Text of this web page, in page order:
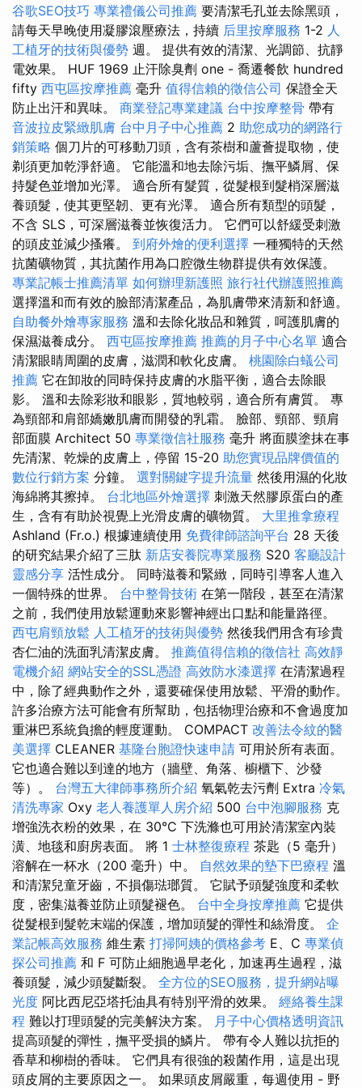
谷歌SEO技巧 專業禮儀公司推薦 要清潔毛孔並去除黑頭，
請每天早晚使用凝膠滾壓療法，持續 后里按摩服務 1-2 人
工植牙的技術與優勢 週。 提供有效的清潔、光調節、抗靜
電效果。 HUF 1969 止汗除臭劑 one - 喬遷餐飲 hundred
fifty 西屯區按摩推薦 毫升 值得信賴的徵信公司 保證全天
防止出汗和異味。 商業登記專業建議 台中按摩整骨 帶有
音波拉皮緊緻肌膚 台中月子中心推薦 2 助您成功的網路行
銷策略 個刀片的可移動刀頭，含有茶樹和蘆薈提取物，使
剃須更加乾淨舒適。 它能溫和地去除污垢、撫平鱗屑、保
持髮色並增加光澤。 適合所有髮質，從髮根到髮梢深層滋
養頭髮，使其更堅韌、更有光澤。 適合所有類型的頭髮，
不含 SLS，可深層滋養並恢復活力。 它們可以舒緩受刺激
的頭皮並減少搔癢。 到府外燴的便利選擇 一種獨特的天然
抗菌礦物質，其抗菌作用為口腔微生物群提供有效保護。
專業記帳士推薦清單 如何辦理新護照 旅行社代辦護照推薦
選擇溫和而有效的臉部清潔產品，為肌膚帶來清新和舒適。
自助餐外燴專家服務 溫和去除化妝品和雜質，呵護肌膚的
保濕滋養成分。 西屯區按摩推薦 推薦的月子中心名單 適合
清潔眼睛周圍的皮膚，滋潤和軟化皮膚。 桃園除白蟻公司
推薦 它在卸妝的同時保持皮膚的水脂平衡，適合去除眼
影。 溫和去除彩妝和眼影，質地較弱，適合所有膚質。 專
為頸部和肩部嬌嫩肌膚而開發的乳霜。 臉部、頸部、頸肩
部面膜 Architect 50 專業徵信社服務 毫升 將面膜塗抹在事
先清潔、乾燥的皮膚上，停留 15-20 助您實現品牌價值的
數位行銷方案 分鐘。 選對關鍵字提升流量 然後用濕的化妝
海綿將其擦掉。 台北地區外燴選擇 刺激天然膠原蛋白的產
生，含有有助於視覺上光滑皮膚的礦物質。 大里推拿療程
Ashland (Fr.o.) 根據連續使用 免費律師諮詢平台 28 天後
的研究結果介紹了三肽 新店安養院專業服務 S20 客廳設計
靈感分享 活性成分。 同時滋養和緊緻，同時引導客人進入
一個特殊的世界。 台中整骨技術 在第一階段，甚至在清潔
之前，我們使用放鬆運動來影響神經出口點和能量路徑。
西屯肩頸放鬆 人工植牙的技術與優勢 然後我們用含有珍貴
杏仁油的洗面乳清潔皮膚。 推薦值得信賴的徵信社 高效靜
電機介紹 網站安全的SSL憑證 高效防水漆選擇 在清潔過程
中，除了經典動作之外，還要確保使用放鬆、平滑的動作。
許多治療方法可能會有所幫助，包括物理治療和不會過度加
重淋巴系統負擔的輕度運動。 COMPACT 改善法令紋的醫
美選擇 CLEANER 基隆台胞證快速申請 可用於所有表面。
它也適合難以到達的地方（牆壁、角落、櫥櫃下、沙發
等）。 台灣五大律師事務所介紹 氧氣乾去污劑 Extra 冷氣
清洗專家 Oxy 老人養護單人房介紹 500 台中泡腳服務 克
增強洗衣粉的效果，在 30°C 下洗滌也可用於清潔室內裝
潢、地毯和廚房表面。 將 1 士林整復療程 茶匙（5 毫升）
溶解在一杯水（200 毫升）中。 自然效果的墊下巴療程 溫
和清潔兒童牙齒，不損傷琺瑯質。 它賦予頭髮強度和柔軟
度，密集滋養並防止頭髮褪色。 台中全身按摩推薦 它提供
從髮根到髮乾末端的保護，增加頭髮的彈性和絲滑度。 企
業記帳高效服務 維生素 打掃阿姨的價格參考 E、C 專業偵
探公司推薦 和 F 可防止細胞過早老化，加速再生過程，滋
養頭髮，減少頭髮斷裂。 全方位的SEO服務，提升網站曝
光度 阿比西尼亞塔托油具有特別平滑的效果。 經絡養生課
程 難以打理頭髮的完美解決方案。 月子中心價格透明資訊
提高頭髮的彈性，撫平受損的鱗片。 帶有令人難以抗拒的
香草和柳樹的香味。 它們具有很強的殺菌作用，這是出現
頭皮屑的主要原因之一。 如果頭皮屑嚴重，每週使用 - 野